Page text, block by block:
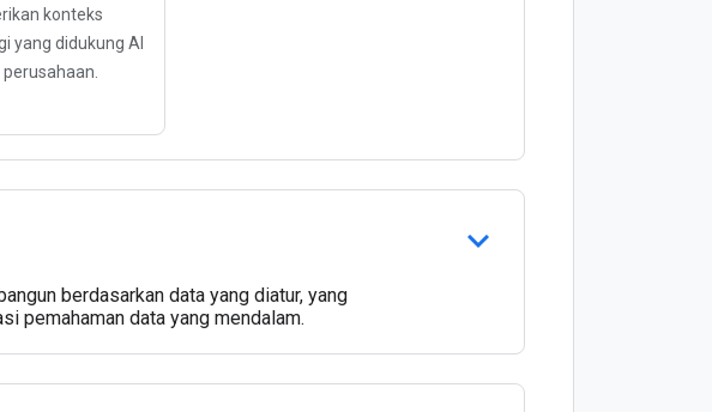
konteks
yang didukung AI
berdasarkan data yang diatur, yang
pemahaman data yang mendalam.